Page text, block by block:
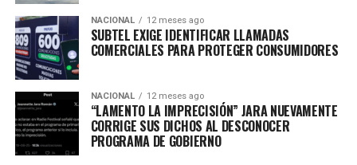
NACIONAL 12 meses ago
SUBTEL EXIGE IDENTIFICAR LLAMADAS
COMERCIALES PARA PROTEGER CONSUMIDORES
NACIONAL 12 meses ago
“LAMENTO LA IMPRECISIÓN” JARA NUEVAMENTE
CORRIGE SUS DICHOS AL DESCONOCER
PROGRAMA DE GOBIERNO